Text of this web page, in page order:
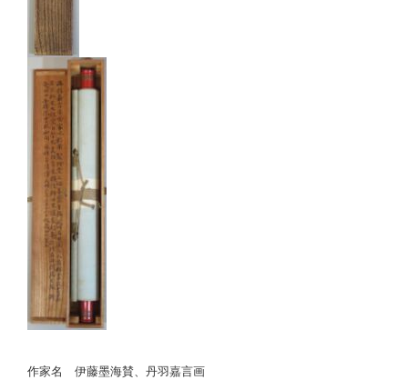
作家名 伊藤墨海賛、丹羽嘉言画